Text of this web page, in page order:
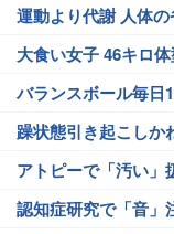
運動より代謝 人体
大食い女子 46キロ
バランスボール毎日
躁状態引き起こしか
アトピーで「汚い」
認知症研究で「音」